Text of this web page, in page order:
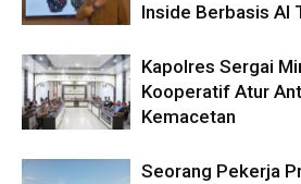
Inside Berbasis AI
Kapolres Sergai
Kooperatif Atur
Kemacetan
Seorang Pekerja